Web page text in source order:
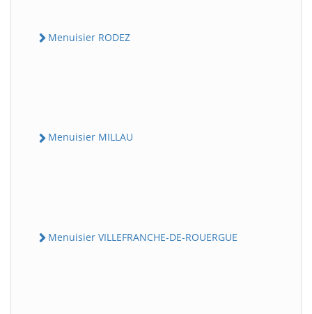
Menuisier RODEZ
Menuisier MILLAU
Menuisier VILLEFRANCHE-DE-ROUERGUE